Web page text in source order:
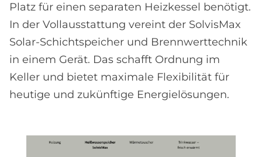
Platz für einen separaten Heizkessel benötigt.
In der Vollausstattung vereint der SolvisMax
Solar-Schichtspeicher und Brennwerttechnik
in einem Gerät. Das schafft Ordnung im
Keller und bietet maximale Flexibilität für
heutige und zukünftige Energielösungen.